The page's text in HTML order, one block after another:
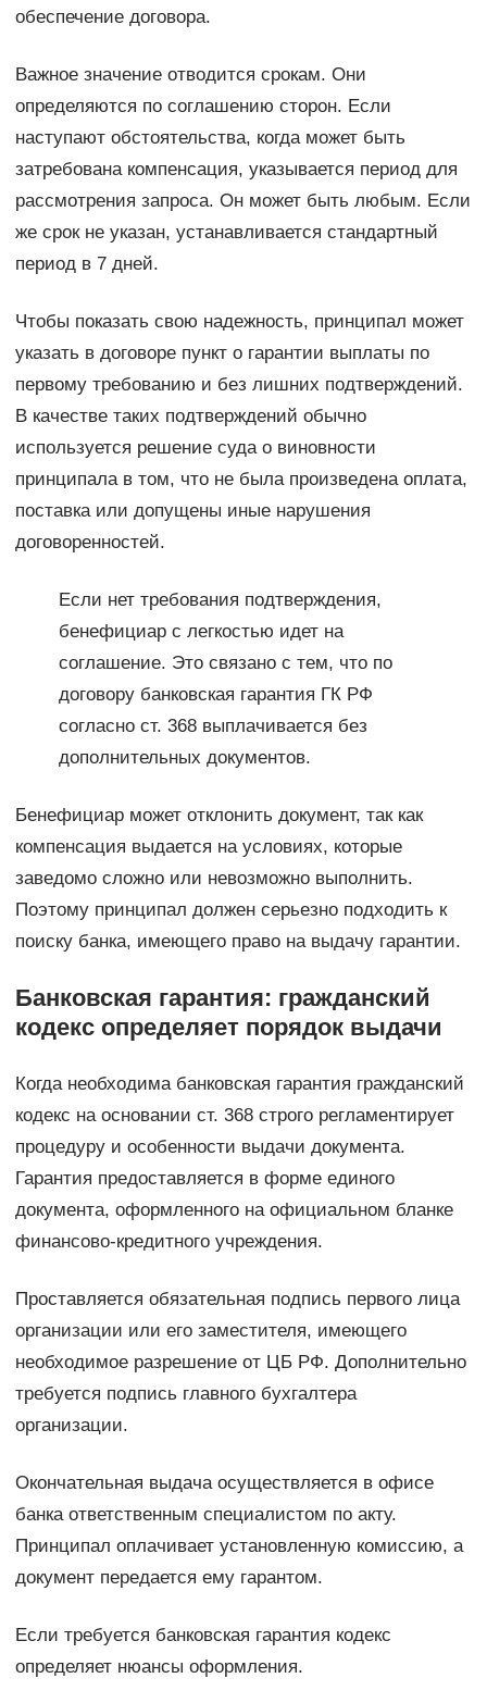
обеспечение договора.
Важное значение отводится срокам. Они
определяются по соглашению сторон. Если
наступают обстоятельства, когда может быть
затребована компенсация, указывается период для
рассмотрения запроса. Он может быть любым. Если
же срок не указан, устанавливается стандартный
период в 7 дней.
Чтобы показать свою надежность, принципал может
указать в договоре пункт о гарантии выплаты по
первому требованию и без лишних подтверждений.
В качестве таких подтверждений обычно
используется решение суда о виновности
принципала в том, что не была произведена оплата,
поставка или допущены иные нарушения
договоренностей.
Если нет требования подтверждения,
бенефициар с легкостью идет на
соглашение. Это связано с тем, что по
договору банковская гарантия ГК РФ
согласно ст. 368 выплачивается без
дополнительных документов.
Бенефициар может отклонить документ, так как
компенсация выдается на условиях, которые
заведомо сложно или невозможно выполнить.
Поэтому принципал должен серьезно подходить к
поиску банка, имеющего право на выдачу гарантии.
Банковская гарантия: гражданский
кодекс определяет порядок выдачи
Когда необходима банковская гарантия гражданский
кодекс на основании ст. 368 строго регламентирует
процедуру и особенности выдачи документа.
Гарантия предоставляется в форме единого
документа, оформленного на официальном бланке
финансово-кредитного учреждения.
Проставляется обязательная подпись первого лица
организации или его заместителя, имеющего
необходимое разрешение от ЦБ РФ. Дополнительно
требуется подпись главного бухгалтера
организации.
Окончательная выдача осуществляется в офисе
банка ответственным специалистом по акту.
Принципал оплачивает установленную комиссию, а
документ передается ему гарантом.
Если требуется банковская гарантия кодекс
определяет нюансы оформления.